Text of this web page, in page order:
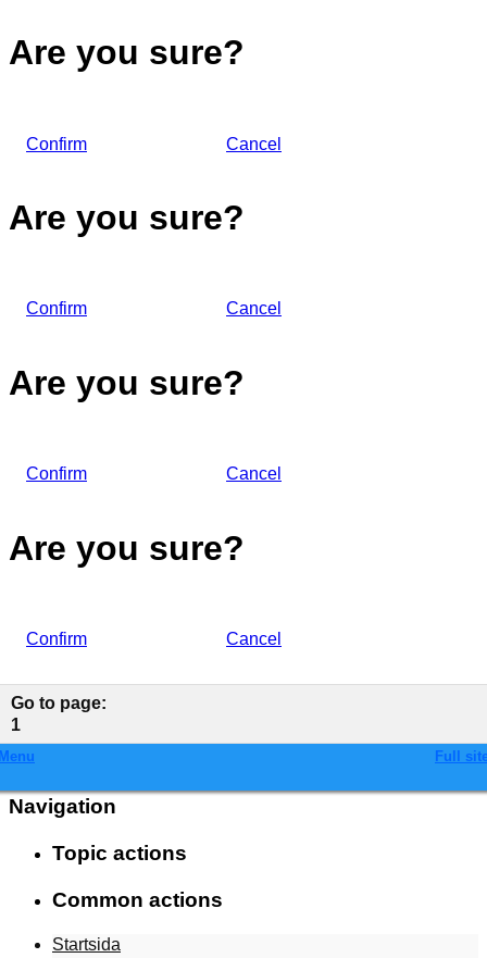
Are you sure?
Confirm Cancel
Are you sure?
Confirm Cancel
Are you sure?
Confirm Cancel
Are you sure?
Confirm Cancel
Go to page:
1
Full
Navigation
Topic actions
Common actions
Startsida